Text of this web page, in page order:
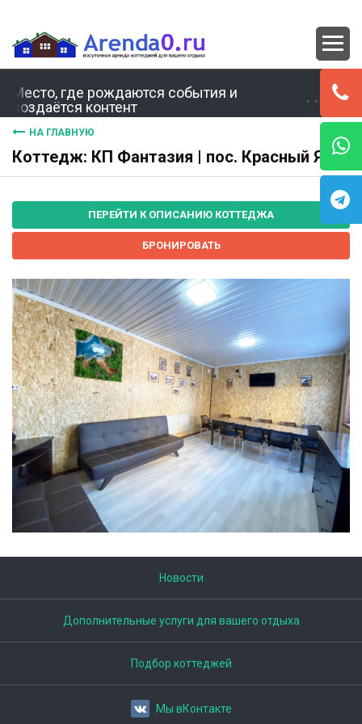
Место, где рождаются события и
создаётся контент
НА ГЛАВНУЮ
Коттедж: КП Фантазия | пос. Красный Яр
ПЕРЕЙТИ К ОПИСАНИЮ КОТТЕДЖА
БРОНИРОВАТЬ
Новости
Дополнительные услуги для вашего отдыха
Подбор коттеджей
Мы вКонтакте